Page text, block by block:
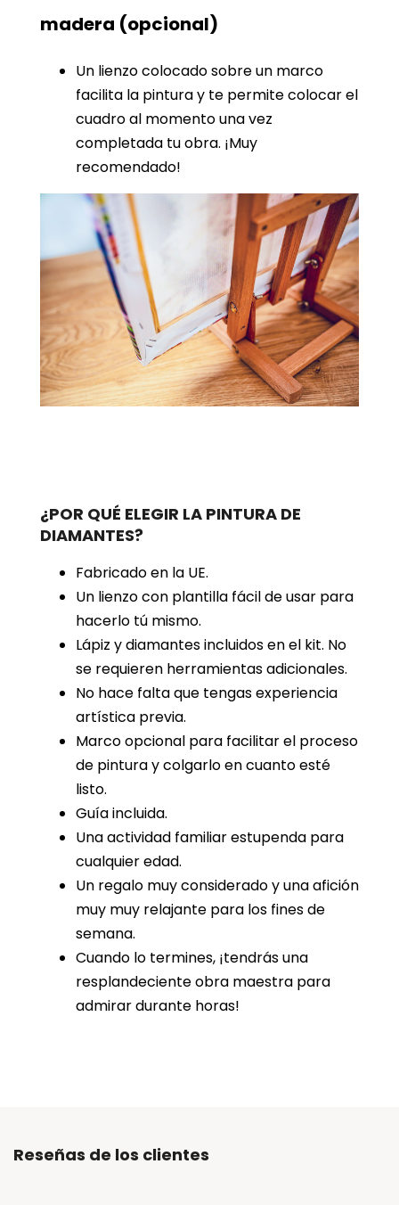
madera (opcional)
Un lienzo colocado sobre un marco
facilita la pintura y te permite colocar el
cuadro al momento una vez
completada tu obra. ¡Muy
recomendado!
¿POR QUÉ ELEGIR LA PINTURA DE
DIAMANTES?
Fabricado en la UE.
Un lienzo con plantilla fácil de usar para
hacerlo tú mismo.
Lápiz y diamantes incluidos en el kit. No
se requieren herramientas adicionales.
No hace falta que tengas experiencia
artística previa.
Marco opcional para facilitar el proceso
de pintura y colgarlo en cuanto esté
listo.
Guía incluida.
Una actividad familiar estupenda para
cualquier edad.
Un regalo muy considerado y una afición
muy muy relajante para los fines de
semana.
Cuando lo termines, ¡tendrás una
resplandeciente obra maestra para
admirar durante horas!
Reseñas de los clientes